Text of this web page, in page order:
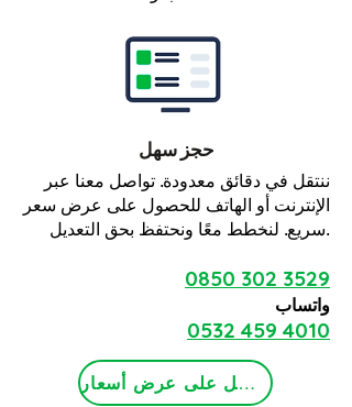
حجز سهل
ننتقل في دقائق معدودة. تواصل معنا عبر
الإنترنت أو الهاتف للحصول على عرض سعر
سريع. لنخطط معًا ونحتفظ بحق التعديل.
0850 302 3529
واتساب
0532 459 4010
احصل على عرض أسعار